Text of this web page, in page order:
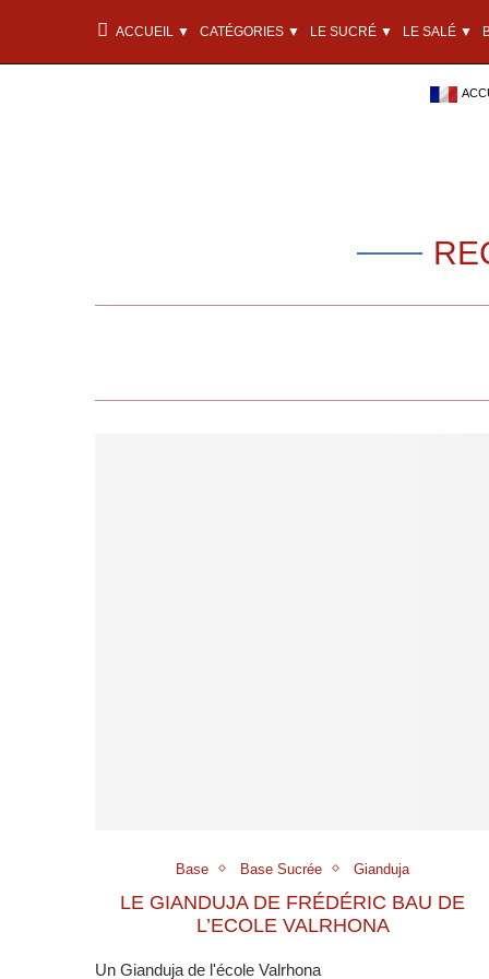
ACCUEIL ▼ CATÉGORIES ▼ LE SUCRÉ ▼ LE SALÉ ▼
Base Base Sucrée Gianduja
LE GIANDUJA DE FRÉDÉRIC BAU DE
L’ECOLE VALRHONA
Un Gianduja de l'école Valrhona